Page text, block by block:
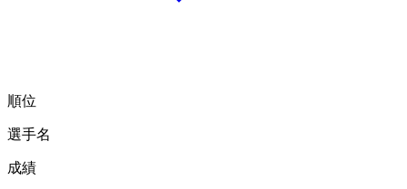
順位
選手名
成績